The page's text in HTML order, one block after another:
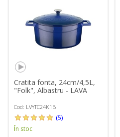
Cratita fonta, 24cm/4,5L,
"Folk", Albastru - LAVA
Cod: LVYTC24K1B
(5)
În stoc